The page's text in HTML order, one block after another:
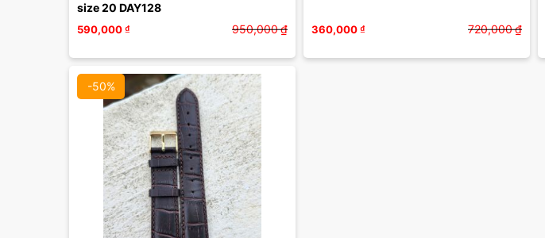
size 20 DAY128
590,000₫ 950,000₫ 360,000₫ 720,000₫
-50%